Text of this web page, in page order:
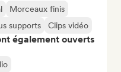
Morceaux finis
supports Clips vidéo
également ouverts